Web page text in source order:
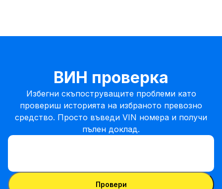
ВИН проверка
Избегни скъпоструващите проблеми като
провериш историята на избраното превозно
средство. Просто въведи VIN номера и получи
пълен доклад.
Въведи VIN
Въведи VIN
Провери